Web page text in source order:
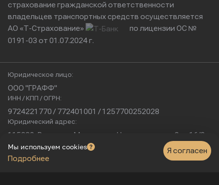
страхование гражданской ответственности
владельцев транспортных средств осуществляется
АО «Т-Страхование»
по лицензии ОС №
0191-03 от 01.07.2024 г.
Юридическое лицо:
ООО "ГРАФФ"
ИНН / КПП / ОГРН:
9724221770 / 772401001 / 1257700252028
Юридический адрес:
115230, Россия, г. Москва, ул. Нагатинская, д. 2, п. 16/2
Физический адрес:
г. Москва, Нагатинская улица, 16к1с5
Мы используем cookies
Подробнее
Я согласен